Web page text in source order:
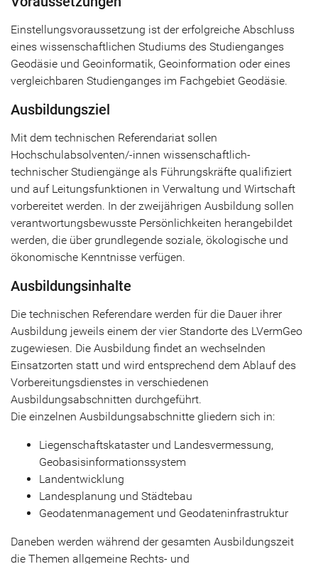
Einstellungsvoraussetzung ist der erfolgreiche Abschluss
eines wissenschaftlichen Studiums des Studienganges
Geodäsie und Geoinformatik, Geoinformation oder eines
vergleichbaren Studienganges im Fachgebiet Geodäsie.
Ausbildungsziel
Mit dem technischen Referendariat sollen
Hochschulabsolventen/-innen wissenschaftlich-
technischer Studiengänge als Führungskräfte qualifiziert
und auf Leitungsfunktionen in Verwaltung und Wirtschaft
vorbereitet werden. In der zweijährigen Ausbildung sollen
verantwortungsbewusste Persönlichkeiten herangebildet
werden, die über grundlegende soziale, ökologische und
ökonomische Kenntnisse verfügen.
Ausbildungsinhalte
Die technischen Referendare werden für die Dauer ihrer
Ausbildung jeweils einem der vier Standorte des LVermGeo
zugewiesen. Die Ausbildung findet an wechselnden
Einsatzorten statt und wird entsprechend dem Ablauf des
Vorbereitungsdienstes in verschiedenen
Ausbildungsabschnitten durchgeführt.
Die einzelnen Ausbildungsabschnitte gliedern sich in:
Liegenschaftskataster und Landesvermessung,
Geobasisinformationssystem
Landentwicklung
Landesplanung und Städtebau
Geodatenmanagement und Geodateninfrastruktur
Daneben werden während der gesamten Ausbildungszeit
die Themen allgemeine Rechts- und